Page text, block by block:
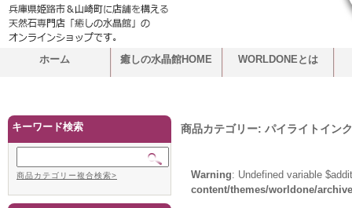
ホーム 癒しの水晶館HOME WORLDONEとは
商品カテゴリー: パイライトイン
Warning: Undefined variable
content/themes/worldone/
キーワード検索
商品カテゴリー複合検索>